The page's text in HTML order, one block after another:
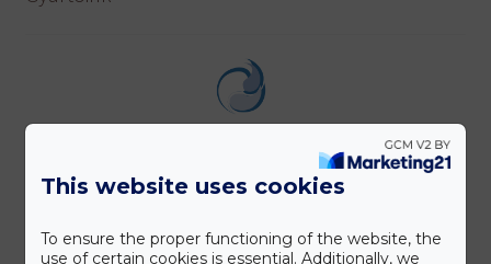
This website uses cookies
To ensure the proper functioning of the website, the
use of certain cookies is essential. Additionally, we